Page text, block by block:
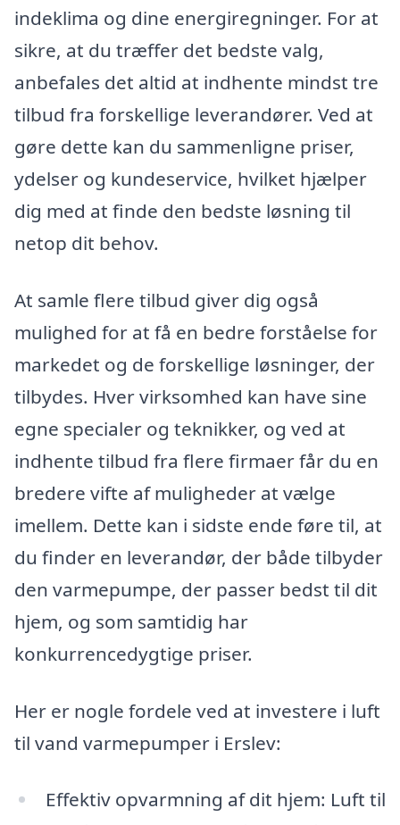
indeklima og dine energiregninger. For at
sikre, at du træffer det bedste valg,
anbefales det altid at indhente mindst tre
tilbud fra forskellige leverandører. Ved at
gøre dette kan du sammenligne priser,
ydelser og kundeservice, hvilket hjælper
dig med at finde den bedste løsning til
netop dit behov.
At samle flere tilbud giver dig også
mulighed for at få en bedre forståelse for
markedet og de forskellige løsninger, der
tilbydes. Hver virksomhed kan have sine
egne specialer og teknikker, og ved at
indhente tilbud fra flere firmaer får du en
bredere vifte af muligheder at vælge
imellem. Dette kan i sidste ende føre til, at
du finder en leverandør, der både tilbyder
den varmepumpe, der passer bedst til dit
hjem, og som samtidig har
konkurrencedygtige priser.
Her er nogle fordele ved at investere i luft
til vand varmepumper i Erslev:
Effektiv opvarmning af dit hjem: Luft til